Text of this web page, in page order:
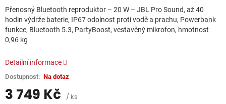
3 749 Kč / ks
Na dotaz
Přenosný Bluetooth reproduktor – 20 W – JBL Pro Sound, až 40
hodin výdrže baterie, IP67 odolnost proti vodě a prachu, Powerbank
funkce, Bluetooth 5.3, PartyBoost, vestavěný mikrofon, hmotnost
0,96 kg
Detailní informace